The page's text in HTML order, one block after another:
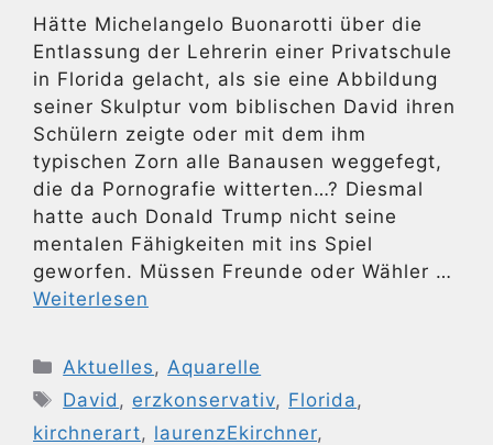
Hätte Michelangelo Buonarotti über die
Entlassung der Lehrerin einer Privatschule
in Florida gelacht, als sie eine Abbildung
seiner Skulptur vom biblischen David ihren
Schülern zeigte oder mit dem ihm
typischen Zorn alle Banausen weggefegt,
die da Pornografie witterten…? Diesmal
hatte auch Donald Trump nicht seine
mentalen Fähigkeiten mit ins Spiel
geworfen. Müssen Freunde oder Wähler …
Weiterlesen
Kategorien
Aktuelles , Aquarelle
Schlagwörter
David , erzkonservativ, Florida ,
kirchnerart, laurenzEkirchner,